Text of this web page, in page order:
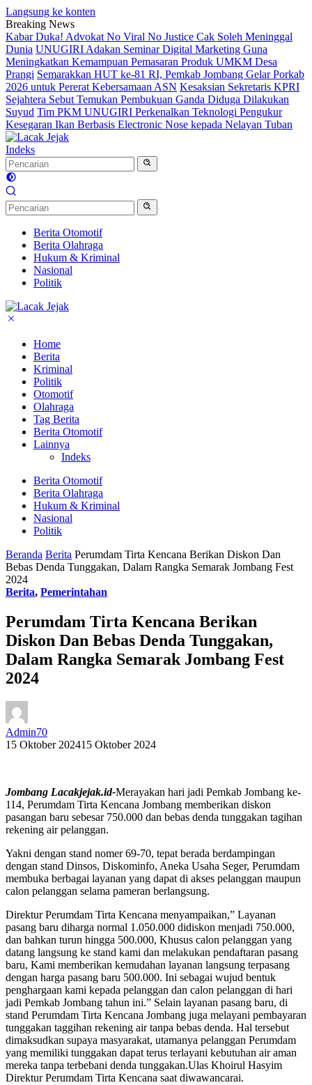
Langsung ke konten
Breaking News
Kabar Duka! Advokat No Viral No Justice Cak Soleh Meninggal
Dunia UNUGIRI Adakan Seminar Digital Marketing Guna
Meningkatkan Kemampuan Pemasaran Produk UMKM Desa
Prangi Semarakkan HUT ke-81 RI, Pemkab Jombang Gelar Porkab
2026 untuk Pererat Kebersamaan ASN Kesaksian Sekretaris KPRI
Sejahtera Sebut Temukan Pembukuan Ganda Diduga Dilakukan
Suyud Tim PKM UNUGIRI Perkenalkan Teknologi Pengukur
Kesegaran Ikan Berbasis Electronic Nose kepada Nelayan Tuban
Indeks
Berita Otomotif
Berita Olahraga
Hukum & Kriminal
Nasional
Politik
Home
Berita
Kriminal
Politik
Otomotif
Olahraga
Tag Berita
Berita Otomotif
Lainnya
Indeks
Berita Otomotif
Berita Olahraga
Hukum & Kriminal
Nasional
Politik
Beranda Berita Perumdam Tirta Kencana Berikan Diskon Dan
Bebas Denda Tunggakan, Dalam Rangka Semarak Jombang Fest
2024
Berita, Pemerintahan
Perumdam Tirta Kencana Berikan
Diskon Dan Bebas Denda Tunggakan,
Dalam Rangka Semarak Jombang Fest
2024
Admin70
15 Oktober 202415 Oktober 2024
Jombang Lacakjejak.id-Merayakan hari jadi Pemkab Jombang ke-
114, Perumdam Tirta Kencana Jombang memberikan diskon
pasangan baru sebesar 750.000 dan bebas denda tunggakan tagihan
rekening air pelanggan.
Yakni dengan stand nomer 69-70, tepat berada berdampingan
dengan stand Dinsos, Diskominfo, Aneka Usaha Seger, Perumdam
membuka berbagai layanan yang dapat di akses pelanggan maupun
calon pelanggan selama pameran berlangsung.
Direktur Perumdam Tirta Kencana menyampaikan,” Layanan
pasang baru diharga normal 1.050.000 didiskon menjadi 750.000,
dan bahkan turun hingga 500.000, Khusus calon pelanggan yang
datang langsung ke stand kami dan melakukan pendaftaran pasang
baru, Kami memberikan kemudahan layanan langsung terpasang
dengan harga pasang baru 500.000. Ini sebagai wujud bentuk
penghargaan kami kepada pelanggan dan calon pelanggan di hari
jadi Pemkab Jombang tahun ini.” Selain layanan pasang baru, di
stand Perumdam Tirta Kencana Jombang juga melayani pembayaran
tunggakan taggihan rekening air tanpa bebas denda. Hal tersebut
dimaksudkan supaya masyarakat, utamanya pelanggan Perumdam
yang memiliki tunggakan dapat terus terlayani kebutuhan air aman
mereka tanpa terbebani denda tunggakan.Ulas Khoirul Hasyim
Direktur Perumdam Tirta Kencana saat diwawancarai.